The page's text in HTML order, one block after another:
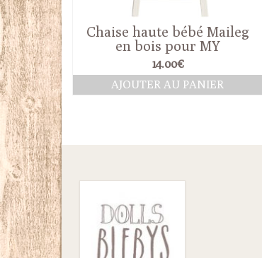
Chaise haute bébé Maileg
en bois pour MY
14.00€
AJOUTER AU PANIER